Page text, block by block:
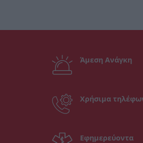
Άμεση Ανάγκη
Χρήσιμα
Εφημερεύοντα